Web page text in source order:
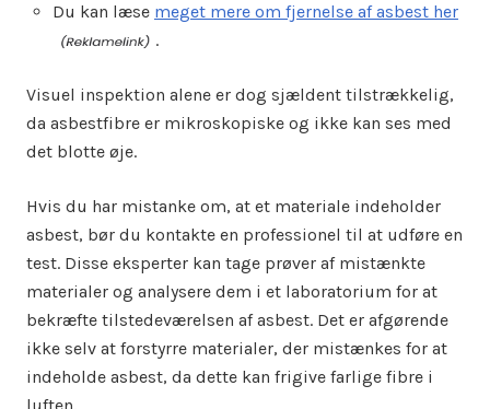
Du kan læse meget mere om fjernelse af asbest her
.
Visuel inspektion alene er dog sjældent tilstrækkelig,
da asbestfibre er mikroskopiske og ikke kan ses med
det blotte øje.
Hvis du har mistanke om, at et materiale indeholder
asbest, bør du kontakte en professionel til at udføre en
test. Disse eksperter kan tage prøver af mistænkte
materialer og analysere dem i et laboratorium for at
bekræfte tilstedeværelsen af asbest. Det er afgørende
ikke selv at forstyrre materialer, der mistænkes for at
indeholde asbest, da dette kan frigive farlige fibre i